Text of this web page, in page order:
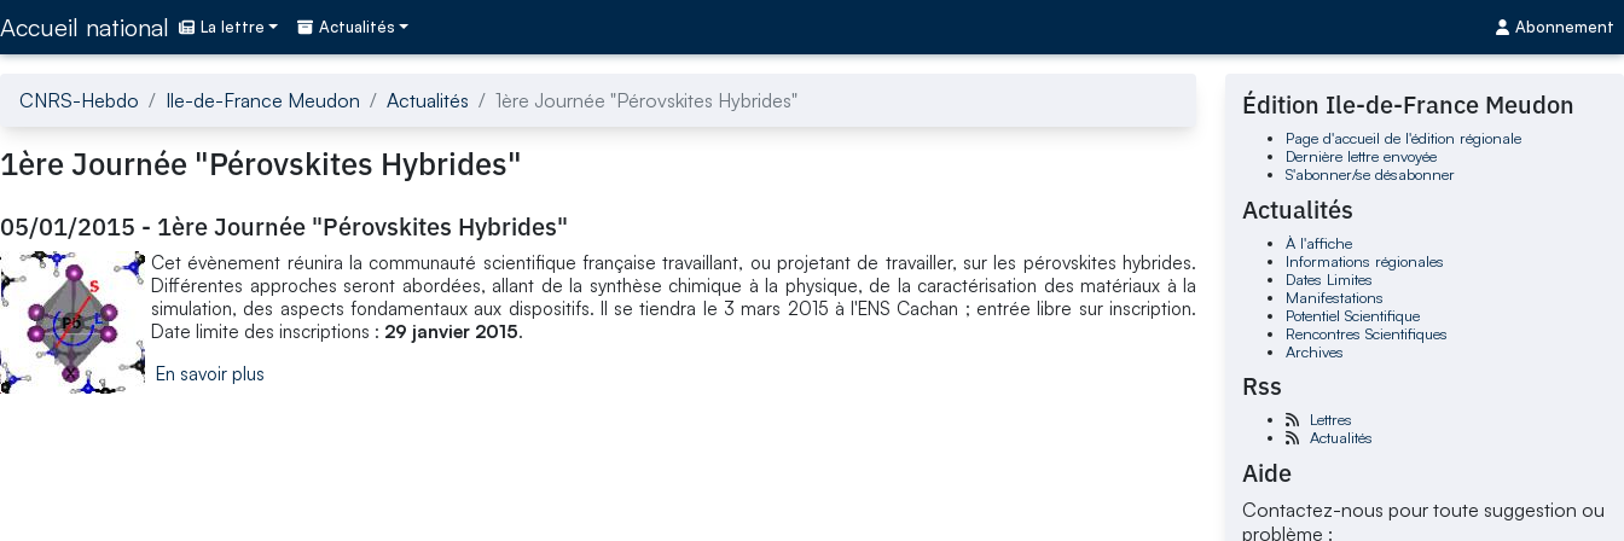
Accueil national La lettre Actualités Abonnement
CNRS-Hebdo Ile-de-France Meudon Actualités 1ère Journée "Pérovskites Hybrides"
1ère Journée "Pérovskites Hybrides"
05/01/2015 - 1ère Journée "Pérovskites Hybrides"
Cet évènement réunira la communauté scientifique française travaillant, ou projetant de travailler, sur les pérovskites hybrides.
Différentes approches seront abordées, allant de la synthèse chimique à la physique, de la caractérisation des matériaux à la
simulation, des aspects fondamentaux aux dispositifs. Il se tiendra le 3 mars 2015 à l'ENS Cachan ; entrée libre sur inscription.
Date limite des inscriptions : 29 janvier 2015.
En savoir plus
Édition Ile-de-France Meudon
Page d'accueil de l'édition régionale
Dernière lettre envoyée
S'abonner/se désabonner
Actualités
À l'affiche
Informations régionales
Dates Limites
Manifestations
Potentiel Scientifique
Rencontres Scientifiques
Archives
Rss
Lettres
Actualités
Aide
Contactez-nous pour toute suggestion ou
problème :